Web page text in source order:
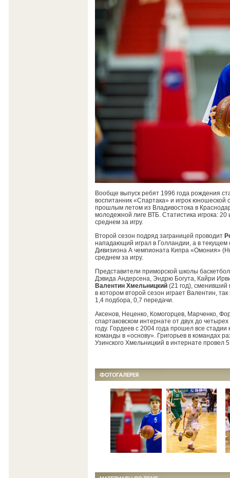
Вообще выпуск ребят 1996 года рождения
воспитанник «Спартака» и игрок юношеской
прошлым летом из Владивостока в
молодежной лиге ВТБ. Статистика игрока:
среднем за игру.
Второй сезон подряд заграницей проводит
нападающий играл в Голландии, а в текущем
Дивизиона А чемпионата Кипра «Омония»
среднем за игру.
Представители приморской школы
Дэвида Андерсена, Эндрю Богута, Кайри
Валентин Хмельницкий (21 год), сменивший
в котором второй сезон играет Валентин,
1,4 подбора, 0,7 передачи.
Аксенов, Неценко, Комогорцев, Марченко,
спартаковском интернате от двух до
году. Гордеев с 2004 года прошел все
команды в «основу». Григорьев в командах
Узинского Хмельницкий в интернате провел